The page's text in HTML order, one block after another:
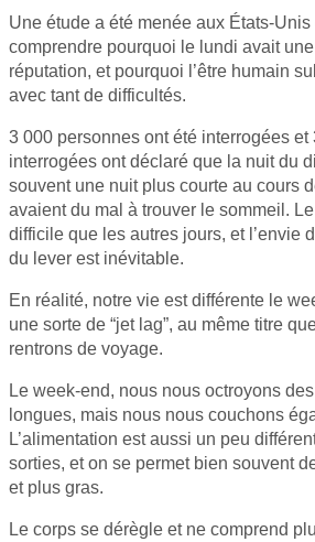
Une étude a été menée aux États-
comprendre pourquoi le lundi avait
réputation, et pourquoi l’être humain
avec tant de difficultés.
3 000 personnes ont été interrogées
interrogées ont déclaré que la nuit du
souvent une nuit plus courte au cours
avaient du mal à trouver le sommeil.
difficile que les autres jours, et l’envie
du lever est inévitable.
En réalité, notre vie est différente le
une sorte de “jet lag”, au même titre
rentrons de voyage.
Le week-end, nous nous octroyons
longues, mais nous nous couchons
L’alimentation est aussi un peu
sorties, et on se permet bien souvent
et plus gras.
Le corps se dérègle et ne comprend